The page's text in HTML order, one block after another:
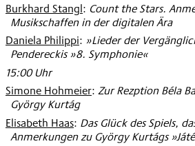
Burkhard Stangl: Count the Stars.
Musikschaffen in der digitalen Ära
Daniela Philippi: »Lieder der
Pendereckis »8. Symphonie«
15:00 Uhr
Simone Hohmeier: Zur Rezption Béla
György Kurtág
Elisabeth Haas: Das Glück des Spiels,
Anmerkungen zu György Kurtágs